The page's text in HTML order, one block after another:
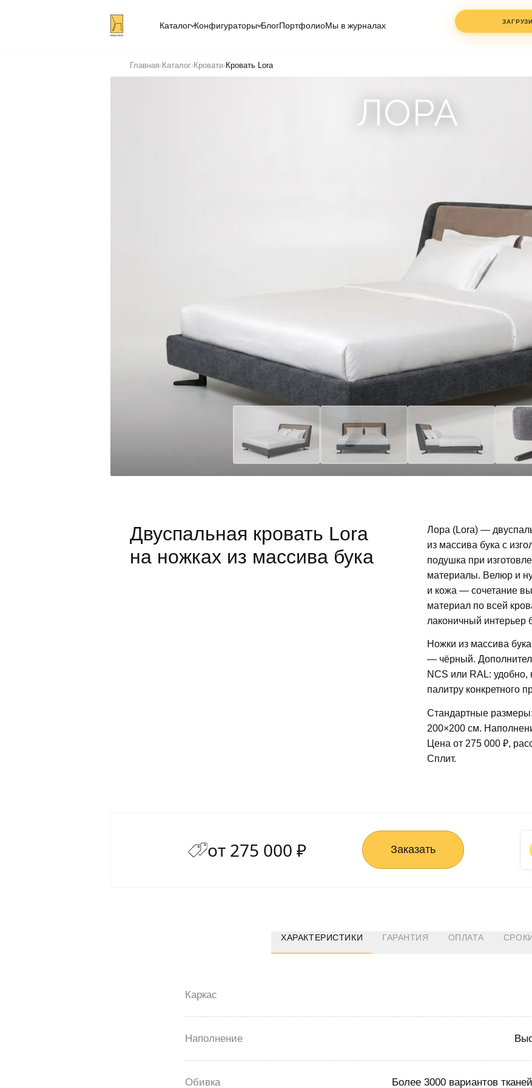
ФАЙЛЫ ДО 3 ШТ.
Каталог Конфигураторы БлогПортфолиоМы в журналах
Главная›Каталог›Кровати›Кровать Lora
ЛОРА
Двуспальная кровать Lora
на ножках из массива бука
Лора (Lora) —
из массива бука с
подушка при
материалы. Велюр и
и кожа — сочетание
материал по всей
лаконичный интерьер
Ножки из массива
— чёрный.
NCS или RAL: удобно,
палитру конкретного
Стандартные
200×200 см.
Цена от 275 000 ₽,
Сплит.
от 275 000 ₽ Заказать
ХАРАКТЕРИСТИКИ ГАРАНТИЯ ОПЛАТА
Каркас
Наполнение
Обивка Более 3000 вариантов